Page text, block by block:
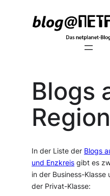
Blogs
In der Liste der Blogs
und Enzkreis gibt es
in der Business-Klasse
der Privat-Klasse: